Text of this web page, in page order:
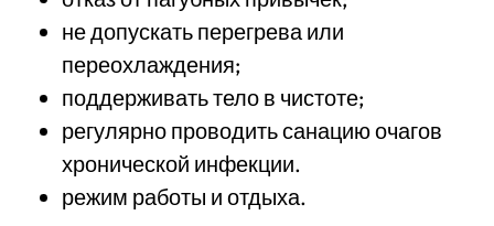
не допускать перегрева или
переохлаждения;
поддерживать тело в чистоте;
регулярно проводить санацию очагов
хронической инфекции.
режим работы и отдыха.